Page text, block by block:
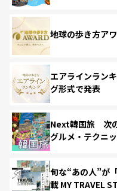
地球の歩き方ア
エアラインラン
グ形式で発表
Next韓国旅 次の
グルメ・テクニ
旬な“あの人”が
載 MY TRAVEL